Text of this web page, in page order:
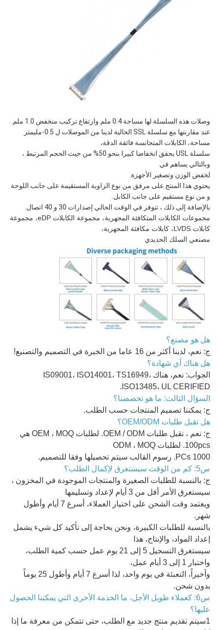
وصلات هذه السلسلة لها مساحة 0.4 ملم وارتفاع تركيب منخفض 1.0 ملم.
عند مقارنتها مع سلسلة SSL الحالية لدينا من الموصلات ل 0.5-مليمتر
مساحة، الكابلات المتجانسة فائقة الدقة،
سلسلة USL يحقق انخفاضا كبيرا بنحو 50% من حيث الحجم المرتبط ،
وبالتالي يساهم في
لخفض الوزن وتصغير الأجهزة.
يحتوي هذا المنتج على مرفق من نوع الزاوية المستقيمة على جانب اللوحة
و من نوع مستقيم على جانب الكابل.
بالإضافة إلى ذلك ، تتوفر في الوقت الحالي إصدارات 30 و 40 اتصال.
مجموعات الكابلات المتكافئة المجهرية، مجموعة الكابلات eDP، مجموعة
كابلات LVDS، كابلات مكافئة المجهرية،
مصنعي السلك الحديدي
هل هو مصنع؟
ج: نعم، لدينا أكثر من 16 عاما من الخبرة في التصميم والتصنيع!
هل هناك أي شهادة؟
الجواب: نعم، هناك IS09001، ISO14001، TS16949،
ISO13485، UL CERIFIED.
السؤال الثالث: ما هو تخصصنا؟
ج: يمكننا تصميم المنتجات حسب الطلب.
هل تقبل طلبات OEM/ODM؟
ج: نعم ، نقبل طلبات OEM / ODM. لطلبات OEM ، MOQ هي
100pcs. لطلبات ODM ، MOQ
1000 PCs. رسوم القالب سيتم تحصيلها وفقا للتصميم.
س5: كم من الوقت سيستغرق لإكمال الطلب؟
ج: بالنسبة للطلبات الصغيرة والمنتجات الموجودة في المخزون ،
سيستغرق الأمر أقل من 3 أيام لإعداد وتسليمها
ويعتمد وقت الشحن على اختيار العملاء، أسرع 7 أيام وأطول
شهر.
بالنسبة للطلبات الكبيرة، ونحن بحاجة إلى تأكيد كل شيء يشمل
إعداد المواد، والإنتاج، هذا
سيستغرق التسجيل 5 إلى 21 يوم عمل حسب كمية الطلب،
واختبار 1 إلى 3 أيام عمل،
وأخيراً، التعبئة في يوم واحد، لذا أسرع 7 أيام وأطول 25 يوماً
بدون شحن.
س6: كعملاء طويل الأجل، ما الخدمة الأخرى التي يمكننا الحصول
عليها؟
1سيتم تقديم منتج جديد مع الطلب، حتى تتمكن من معرفة ما إذا